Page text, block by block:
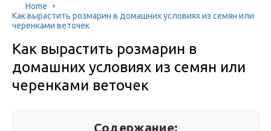
Home
Как вырастить розмарин в домашних условиях из семян или
черенками веточек
Как вырастить розмарин в
домашних условиях из семян или
черенками веточек
Содержание: